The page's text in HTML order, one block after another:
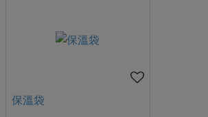
保溫袋